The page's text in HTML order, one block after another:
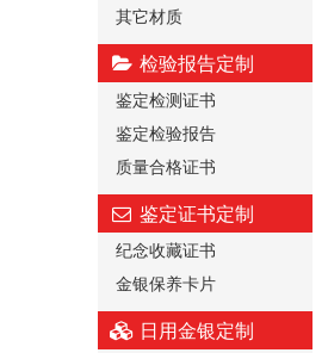
其它材质
检验报告定制
鉴定检测证书
鉴定检验报告
质量合格证书
鉴定证书定制
纪念收藏证书
金银保养卡片
日用金银定制